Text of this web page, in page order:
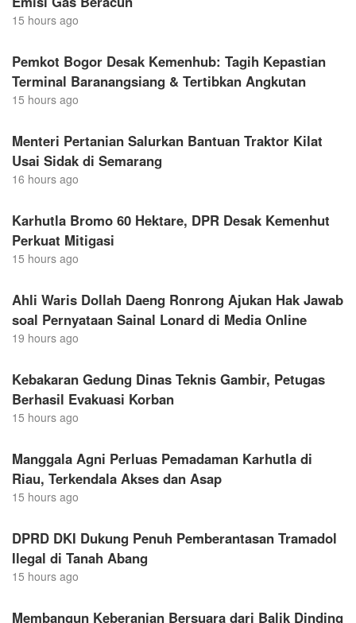
15 hours ago
Pemkot Bogor Desak Kemenhub: Tagih Kepastian
Terminal Baranangsiang & Tertibkan Angkutan
15 hours ago
Menteri Pertanian Salurkan Bantuan Traktor Kilat
Usai Sidak di Semarang
16 hours ago
Karhutla Bromo 60 Hektare, DPR Desak Kemenhut
Perkuat Mitigasi
15 hours ago
Ahli Waris Dollah Daeng Ronrong Ajukan Hak Jawab
soal Pernyataan Sainal Lonard di Media Online
19 hours ago
Kebakaran Gedung Dinas Teknis Gambir, Petugas
Berhasil Evakuasi Korban
15 hours ago
Manggala Agni Perluas Pemadaman Karhutla di
Riau, Terkendala Akses dan Asap
15 hours ago
DPRD DKI Dukung Penuh Pemberantasan Tramadol
Ilegal di Tanah Abang
15 hours ago
Membangun Keberanian Bersuara dari Balik Dinding